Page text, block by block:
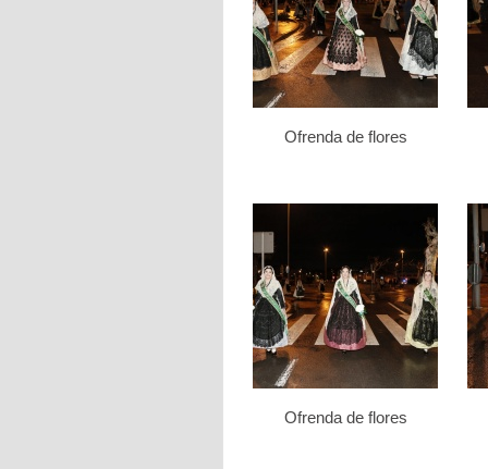
Ofrenda de flores
Ofrenda de flores